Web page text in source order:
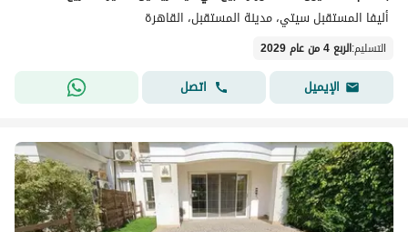
أليفا المستقبل سيتي، مدينة المستقبل، القاهرة
التسليم:الربع 4 من عام 2029
الإيميل اتصل